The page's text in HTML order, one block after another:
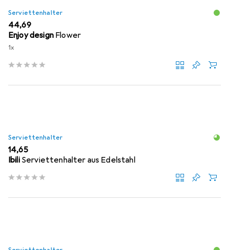
Serviettenhalter
EUR
44,69
Enjoy design Flower
1x
Serviettenhalter
EUR
14,65
Ibili Serviettenhalter aus Edelstahl